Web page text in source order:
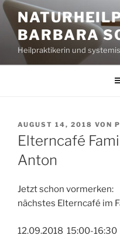
Zum
Inhalt
springenBARBARA
Heilpraktikerin und
VERÖFFENTLICHT
AM
AUGUST 14, 2018 VON
Elterncafé
Anton
Jetzt schon vormerken:
nächstes Elterncafé im
12.09.2018 15:00-16:30